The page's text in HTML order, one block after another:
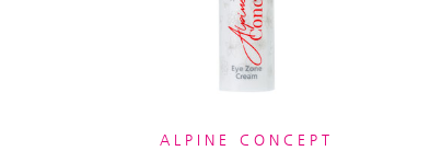
ALPINE CONCEPT